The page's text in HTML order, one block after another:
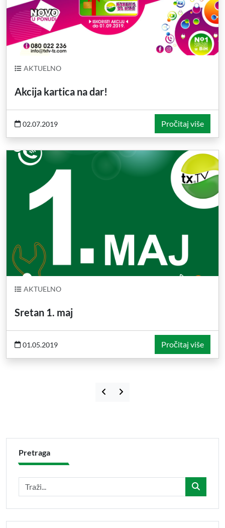
AKTUELNO
Akcija kartica na dar!
02.07.2019 Pročitaj više
AKTUELNO
Sretan 1. maj
01.05.2019 Pročitaj više
Pretraga